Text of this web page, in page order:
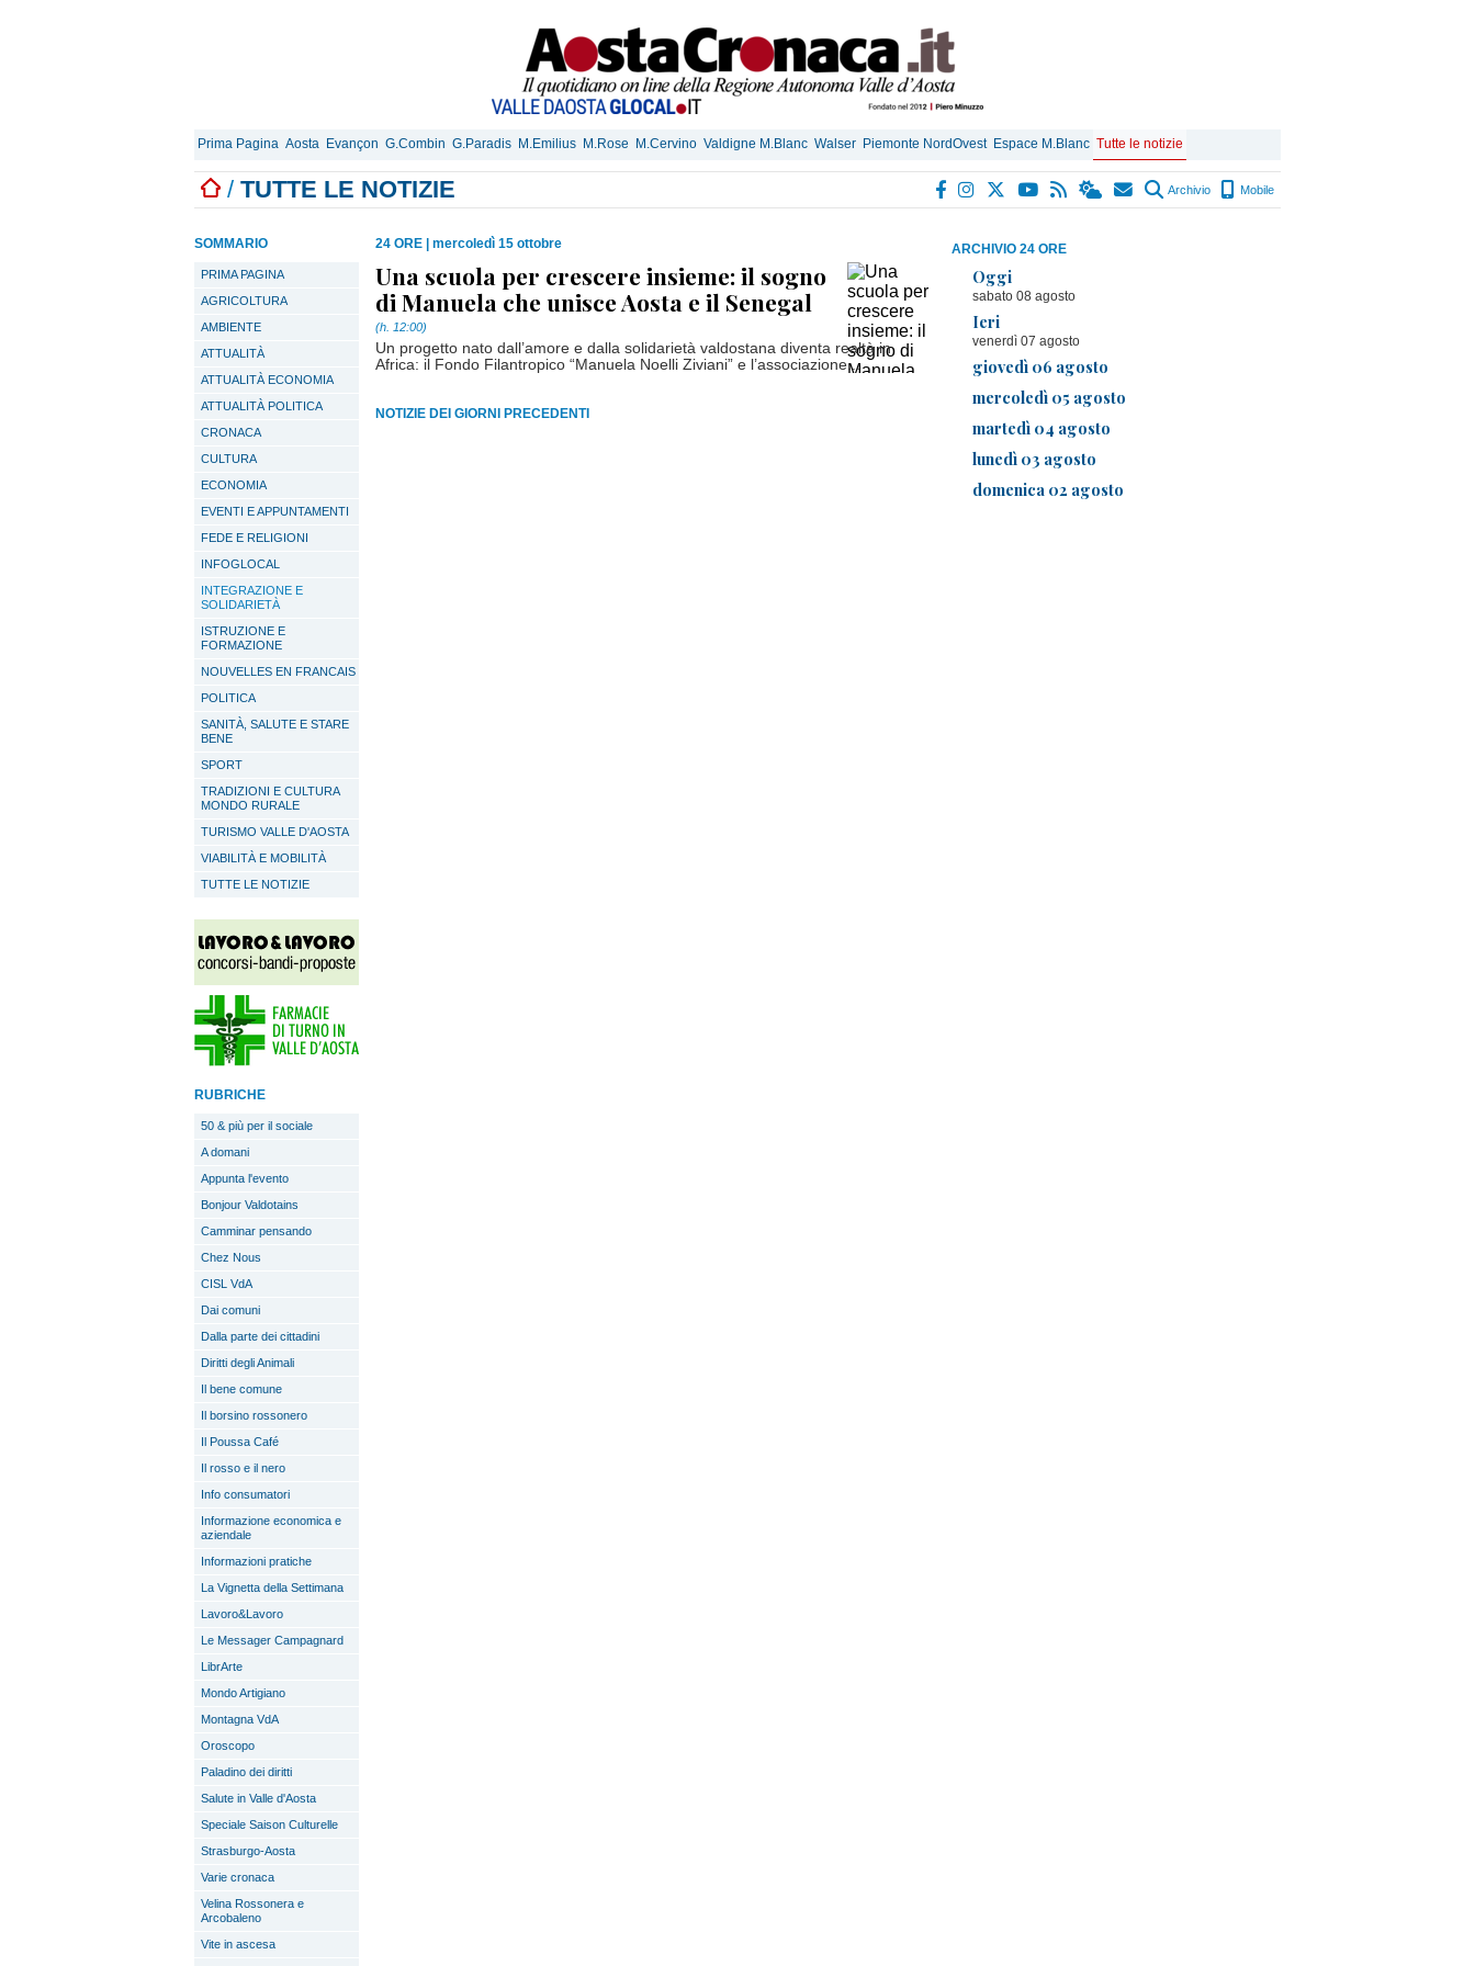
Prima Pagina Aosta Evançon G.Combin G.Paradis M.Emilius M.Rose M.Cervino Valdigne M.Blanc Walser Piemonte NordOvest Espace M.Blanc Tutte le notizie
/ TUTTE LE NOTIZIE Archivio Mobile
ARCHIVIO 24 ORE
Oggi
sabato 08 agosto
Ieri
venerdì 07 agosto
giovedì 06 agosto
mercoledì 05 agosto
martedì 04 agosto
lunedì 03 agosto
domenica 02 agosto
SOMMARIO
PRIMA PAGINA
AGRICOLTURA
AMBIENTE
ATTUALITÀ
ATTUALITÀ ECONOMIA
ATTUALITÀ POLITICA
CRONACA
CULTURA
ECONOMIA
EVENTI E APPUNTAMENTI
FEDE E RELIGIONI
INFOGLOCAL
INTEGRAZIONE E
SOLIDARIETÀ
ISTRUZIONE E
FORMAZIONE
NOUVELLES EN FRANCAIS
POLITICA
SANITÀ, SALUTE E STARE
BENE
SPORT
TRADIZIONI E CULTURA
MONDO RURALE
TURISMO VALLE D'AOSTA
VIABILITÀ E MOBILITÀ
TUTTE LE NOTIZIE
RUBRICHE
50 & più per il sociale
A domani
Appunta l'evento
Bonjour Valdotains
Camminar pensando
Chez Nous
CISL VdA
Dai comuni
Dalla parte dei cittadini
Diritti degli Animali
Il bene comune
Il borsino rossonero
Il Poussa Café
Il rosso e il nero
Info consumatori
Informazione economica e
aziendale
Informazioni pratiche
La Vignetta della Settimana
Lavoro&Lavoro
Le Messager Campagnard
LibrArte
Mondo Artigiano
Montagna VdA
Oroscopo
Paladino dei diritti
Salute in Valle d'Aosta
Speciale Saison Culturelle
Strasburgo-Aosta
Varie cronaca
Velina Rossonera e
Arcobaleno
Vite in ascesa
24 ORE mercoledì 15 ottobre
Una scuola per crescere insieme: il sogno
di Manuela che unisce Aosta e il Senegal
(h. 12:00)
Un progetto nato dall’amore e dalla solidarietà valdostana diventa realtà in
Africa: il Fondo Filantropico “Manuela Noelli Ziviani” e l’associazione...
NOTIZIE DEI GIORNI PRECEDENTI